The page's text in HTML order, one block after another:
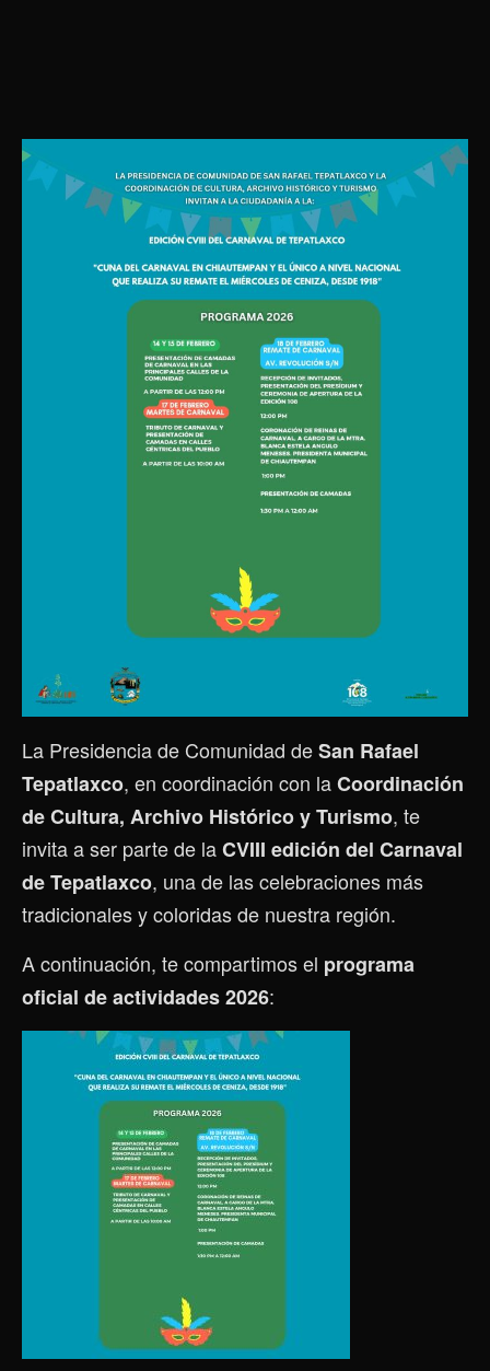
La Presidencia de Comunidad deSan Rafael
Tepatlaxco, en coordinación con laCoordinación
de Cultura, Archivo Histórico y Turismo, te
invita a ser parte de laCVIII edición del Carnaval
de Tepatlaxco, una de las celebraciones más
tradicionales y coloridas de nuestra región.
A continuación, te compartimos el programa
oficial de actividades 2026: